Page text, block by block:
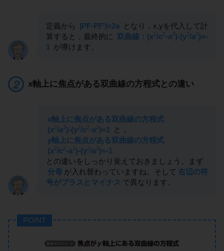
定義から |PF-PF'|=2a
となり，x,yを代入して計
算すると，最終的に 双曲線：(x2/c2-a2)-(y2/a2)=-
1 が導けます。
x軸上に焦点がある双曲線の方程式との違い
x軸上に焦点がある双曲線の方程式
(x2/a2)-(y2/c2-a2)=1
と，
y軸上に焦点がある双曲線の方程式
(x2/c2-a2)-(y2/a2)=-1
との違いをしっかり覚えておきましょう。まず
分母 が入れ替わっていますね。そして 右辺の符
号がプラスとマイナス で異なります。
POINT